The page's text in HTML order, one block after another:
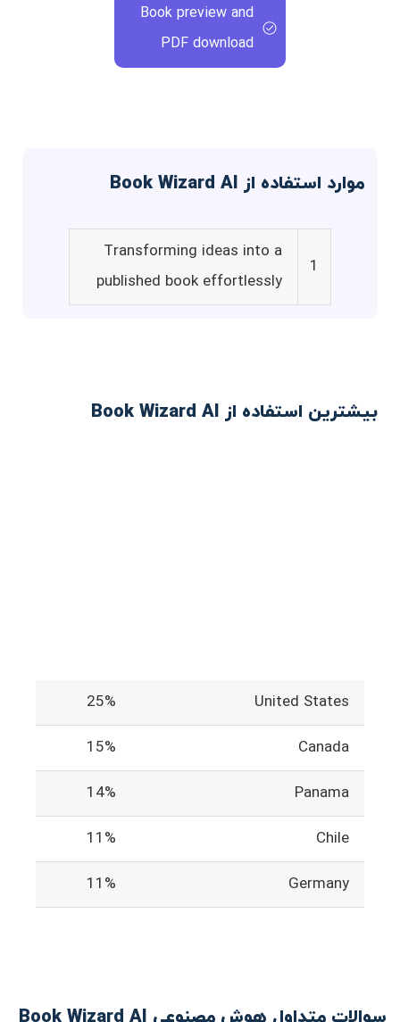
Book preview and
PDF download
موارد استفاده از Book Wizard AI
1
Transforming ideas into a
published book effortlessly
بیشترین استفاده از Book Wizard AI
United States
25%
Canada
15%
Panama
14%
Chile
11%
Germany
11%